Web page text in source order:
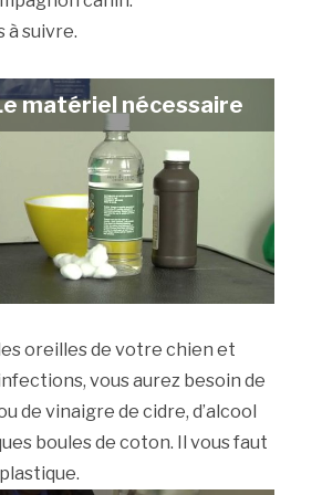
à suivre.
matériel nécessaire
oreilles de votre chien et
vous aurez besoin de
de vinaigre de cidre, d’alcool
boules de coton. Il vous faut